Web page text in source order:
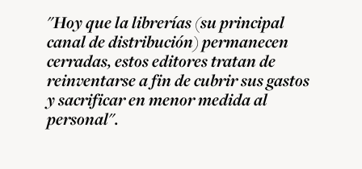
"Hoy que la librerías (su principal
canal de distribución) permanecen
cerradas, estos editores tratan de
reinventarse a fin de cubrir sus gastos
y sacrificar en menor medida al
personal".